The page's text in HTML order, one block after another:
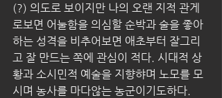
(?) 의도로 보이지만 나의 오랜 지적 관게
로보면 어눌함을 의심할 순박과 술을 좋아
하는 성격을 비추어보면 애초부터 잘그리
고 잘 만드는 쪽에 관심이 적다. 시대적 상
황과 소시민적 예술을 지향햐며 노모를 모
시며 농사를 마다않는 농군이기도하다.